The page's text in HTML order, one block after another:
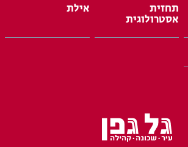
תחזית
אסטרולוגית
אילת